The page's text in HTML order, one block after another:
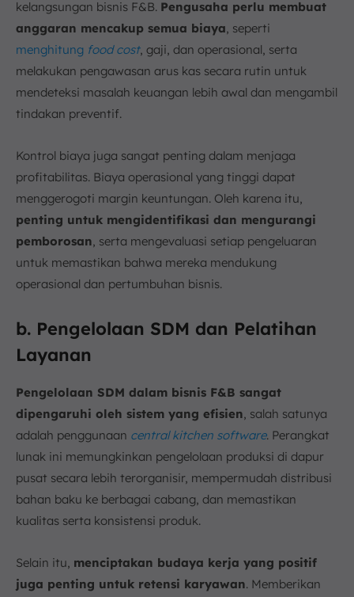
kelangsungan bisnis F&B. Pengusaha perlu membuat
anggaran mencakup semua biaya, seperti
menghitung food cost, gaji, dan operasional, serta
melakukan pengawasan arus kas secara rutin untuk
mendeteksi masalah keuangan lebih awal dan mengambil
tindakan preventif.
Kontrol biaya juga sangat penting dalam menjaga
profitabilitas. Biaya operasional yang tinggi dapat
menggerogoti margin keuntungan. Oleh karena itu,
penting untuk mengidentifikasi dan mengurangi
pemborosan, serta mengevaluasi setiap pengeluaran
untuk memastikan bahwa mereka mendukung
operasional dan pertumbuhan bisnis.
b. Pengelolaan SDM dan Pelatihan
Layanan
Pengelolaan SDM dalam bisnis F&B sangat
dipengaruhi oleh sistem yang efisien, salah satunya
adalah penggunaan central kitchen software. Perangkat
lunak ini memungkinkan pengelolaan produksi di dapur
pusat secara lebih terorganisir, mempermudah distribusi
bahan baku ke berbagai cabang, dan memastikan
kualitas serta konsistensi produk.
Selain itu, menciptakan budaya kerja yang positif
juga penting untuk retensi karyawan. Memberikan